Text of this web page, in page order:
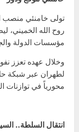
روح الله الخميني،
مؤسسات الدولة
وخلال عهده تعزز
لطهران عبر شبكة
محورياً في توازنات
انتقال السلطة..